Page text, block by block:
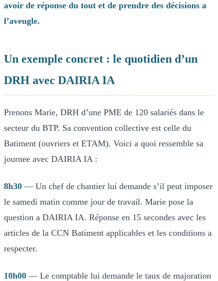
avoir de réponse du tout et de prendre des décisions a
l’aveugle.
Un exemple concret : le quotidien d’un
DRH avec DAIRIA IA
Prenons Marie, DRH d’une PME de 120 salariés dans le
secteur du BTP. Sa convention collective est celle du
Batiment (ouvriers et ETAM). Voici a quoi ressemble sa
journee avec DAIRIA IA :
8h30 — Un chef de chantier lui demande s’il peut imposer
le samedi matin comme jour de travail. Marie pose la
question a DAIRIA IA. Réponse en 15 secondes avec les
articles de la CCN Batiment applicables et les conditions a
respecter.
10h00 — Le comptable lui demande le taux de majoration